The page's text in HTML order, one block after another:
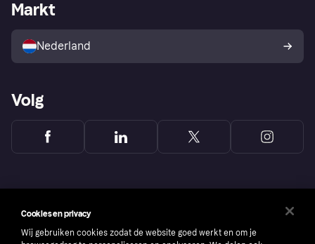
Winkeloverzicht
Kopersbescherming voor
consumenten
Zakelijke login
Markt
Nederland
Volg
Cookies en privacy
Wij gebruiken cookies zodat de website goed werkt en om je